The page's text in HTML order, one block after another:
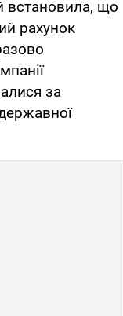
встановила, що
рахунок
за